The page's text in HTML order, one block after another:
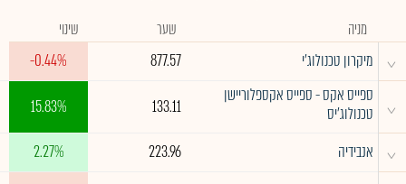
מניה שער שינוי
^ מיקרון טכנולוג'י 877.57
-0.44%
^
ספייס אקס - ספייס אקספלוריישן
טכנולוג'יס
133.11
15.83%
^ אנבידיה 223.96
2.27%